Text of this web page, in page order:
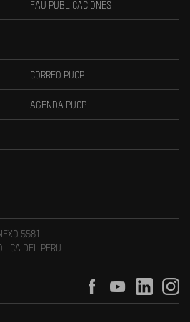
FAU PUBLICACIONES
CORREO PUCP
AGENDA PUCP
5581
DEL PERU